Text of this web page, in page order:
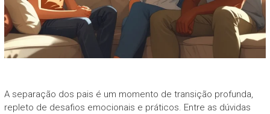
A separação dos pais é um momento de transição profunda,
repleto de desafios emocionais e práticos. Entre as dúvidas